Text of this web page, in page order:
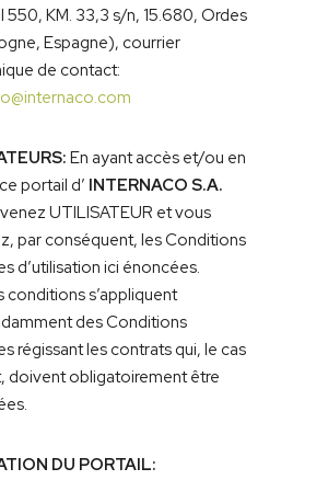
550, KM. 33,3 s/n, 15.680, Ordes
Espagne), courrier
de contact:
En ayant accès et/ou en
portail d’ INTERNACO S.A.
UTILISATEUR et vous
par conséquent, les Conditions
d’utilisation ici énoncées.
conditions s’appliquent
des Conditions
régissant les contrats qui, le cas
doivent obligatoirement être
DU PORTAIL: